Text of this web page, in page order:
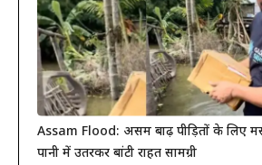
Assam Flood: असम बाढ़ पीड़ितों के लिए
पानी में उतरकर बांटी राहत सामग्री